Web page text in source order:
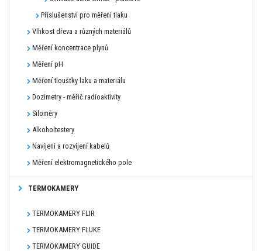
Příslušenství pro měření tlaku
Vlhkost dřeva a různých materiálů
Měření koncentrace plynů
Měření pH
Měření tloušťky laku a materiálu
Dozimetry - měřič radioaktivity
Siloměry
Alkoholtestery
Navíjení a rozvíjení kabelů
Měření elektromagnetického pole
TERMOKAMERY
TERMOKAMERY FLIR
TERMOKAMERY FLUKE
TERMOKAMERY GUIDE